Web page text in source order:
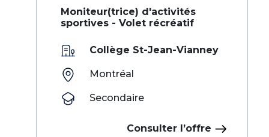
‌ ‍ ​‍​‍‌‍Moniteur(trice) d'activités
sportives - Volet récréatif​​​ ‌ ​‍‌‍‍‌‌‍‌ ‌‍‍‌‌‍ ‍​‍​‍​ ‍‍​‍​‍‌ ​ ‌‍​‌‌‍ ‍‌‍‍‌‌ ‌​‌ ‍‌​‍ ‍‌‍‍‌‌‍ ​‍​‍​‍ ​​‍​‍‌‍‍​‌ ​‍‌‍‌‌‌‍‌‍​‍​‍​ ‍‍​‍​‍‌‍‍​‌ ‌​‌ ‌​‌ ​​‌ ​ ​ ‍‍​‍ ​‍ ‌‍​ ‌ ​ ‌‍‍‍‌ ‌‍​‍ ‌‌ ​ ‌ ‌​‌ ‌‌‌‍‌​‌‍‍‌‌‍ ​
Collège St-Jean-Vianney
Montréal
Secondaire
Consulter l’offre